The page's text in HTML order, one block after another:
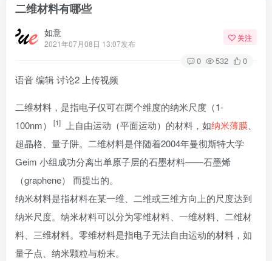
二维材料有哪些
如意
2021年07月08日 13:07发布
关注
0 532 0
语音编辑讨论2 上传视频
二维材料，是指电子仅可在两个维度的纳米尺度（1-
100nm）
[1] 上自由运动（平面运动）的材料，如纳米薄膜
超晶格、量子阱。二维材料是伴随着2004年曼彻斯特大学
Geim 小组成功分离出单原子层的石墨材料——石墨烯
（graphene） 而提出的。
纳米材料是指材料在某一维、二维或三维方向上的尺度达到
纳米尺度。纳米材料可以分为零维材料、一维材料、二维材
料、三维材料。零维材料是指电子无法自由运动的材料，如
量子点、纳米颗粒与粉末。